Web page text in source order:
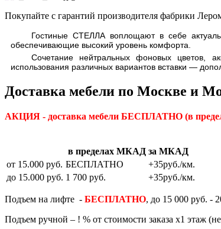
Покупайте с гарантий производителя фабрики
Гостиные СТЕЛЛА воплощают в себе
обеспечивающие высокий уровень комфорта.
Сочетание нейтральных фоновых цветов,
использования различных вариантов вставки —
Доставка мебели по Москве и
АКЦИЯ - доставка мебели БЕСПЛАТНО (в
в пределах МКАД за МКАД
от 15.000 руб. БЕСПЛАТНО
+35руб./км.
до 15.000 руб. 1 700 руб. +35руб./км.
Подъем на лифте - БЕСПЛАТНО, до 15 000 руб. -
Подъем ручной – ! % от стоимости заказа х1 этаж